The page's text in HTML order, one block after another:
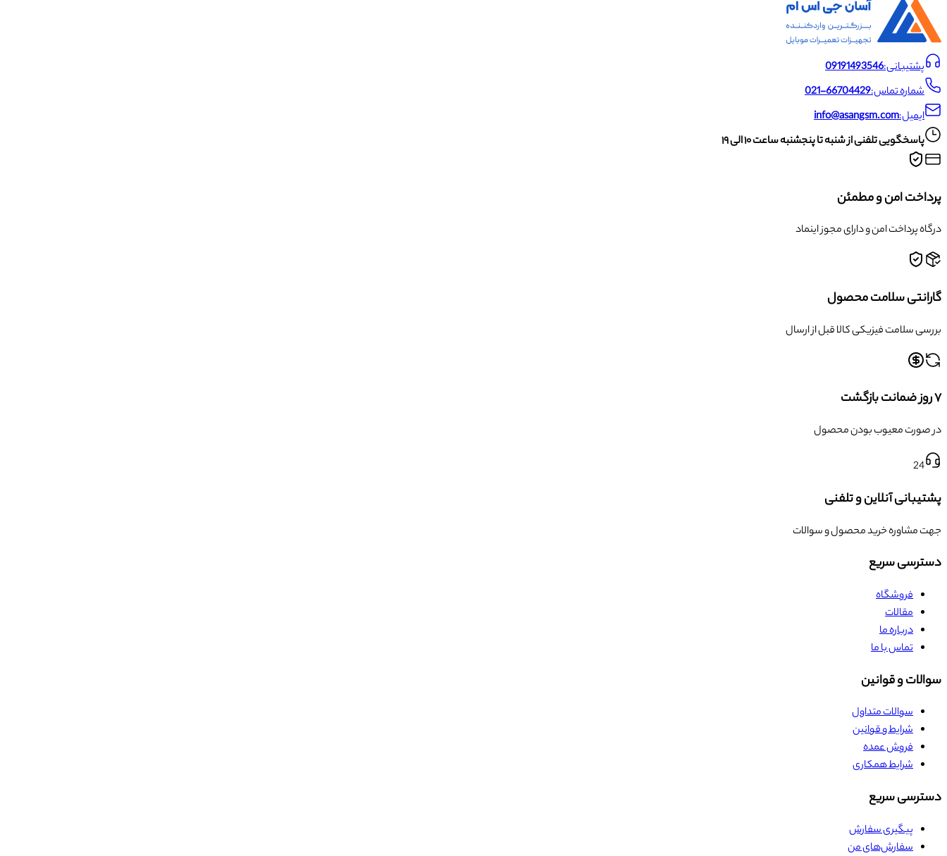
پشتیبانی:09191493546
شماره تماس:021-66704429
ایمیل:info@asangsm.com
پاسخگویی تلفنی از شنبه تا پنجشنبه ساعت ۱۰ الی ۱۹
پرداخت امن و مطمئن
درگاه پرداخت امن و دارای مجوز اینماد
گارانتی سلامت محصول
بررسی سلامت فیزیکی کالا قبل از ارسال
۷ روز ضمانت بازگشت
در صورت معیوب بودن محصول
24
پشتیبانی آنلاین و تلفنی
جهت مشاوره خرید محصول و سوالات
دسترسی سریع
فروشگاه
مقالات
درباره ما
تماس با ما
سوالات و قوانین
سوالات متداول
شرایط و قوانین
فروش عمده
شرایط همکاری
دسترسی سریع
پیگیری سفارش
سفارش‌های من